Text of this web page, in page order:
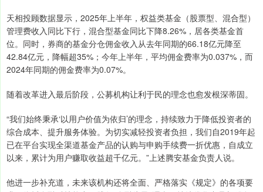
天相投顾数据显示，2025年上半年，权益类基金（股票型、混合型）
管理费收入同比下行，混合型基金同比下降8.26%，居各类基金首
位。同时，券商的基金分仓佣金收入从去年同期的66.18亿元降至
42.84亿元，降幅超35%；今年上半年，平均佣金费率为0.037%，而
2024年同期的佣金费率为0.07%。
随着改革进入最后阶段，公募机构让利于民的理念也愈发根深蒂固。
“我们始终秉承‘以用户价值为依归’的理念，持续致力于降低投资者的
综合成本、提升服务体验。为切实减轻投资者负担，我们自2019年起
已在平台实现全渠道基金产品的认购与申购手续费一折优惠，自成立
以来，累计为用户赚取收益超千亿元。”上述腾安基金负责人说。
他进一步补充道，未来该机构还将全面、严格落实《规定》的各项要